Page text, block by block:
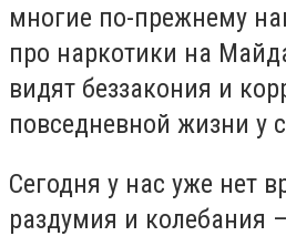
многие по-прежнему
про наркотики на
видят беззакония и
повседневной жизни у
Сегодня у нас уже нет
раздумия и